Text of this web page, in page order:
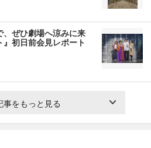
ぜひ劇場へ涼みに来
初日前会見レポート
事をもっと見る